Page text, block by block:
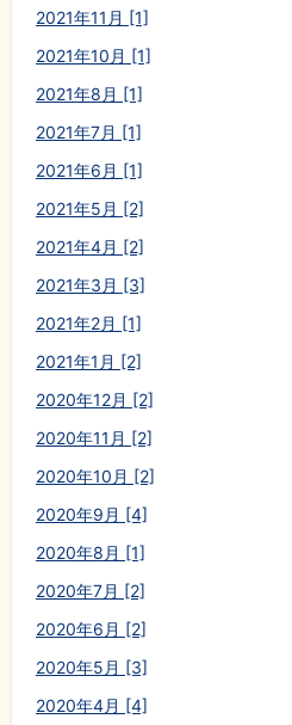
2021年11月 [1]
2021年10月 [1]
2021年8月 [1]
2021年7月 [1]
2021年6月 [1]
2021年5月 [2]
2021年4月 [2]
2021年3月 [3]
2021年2月 [1]
2021年1月 [2]
2020年12月 [2]
2020年11月 [2]
2020年10月 [2]
2020年9月 [4]
2020年8月 [1]
2020年7月 [2]
2020年6月 [2]
2020年5月 [3]
2020年4月 [4]